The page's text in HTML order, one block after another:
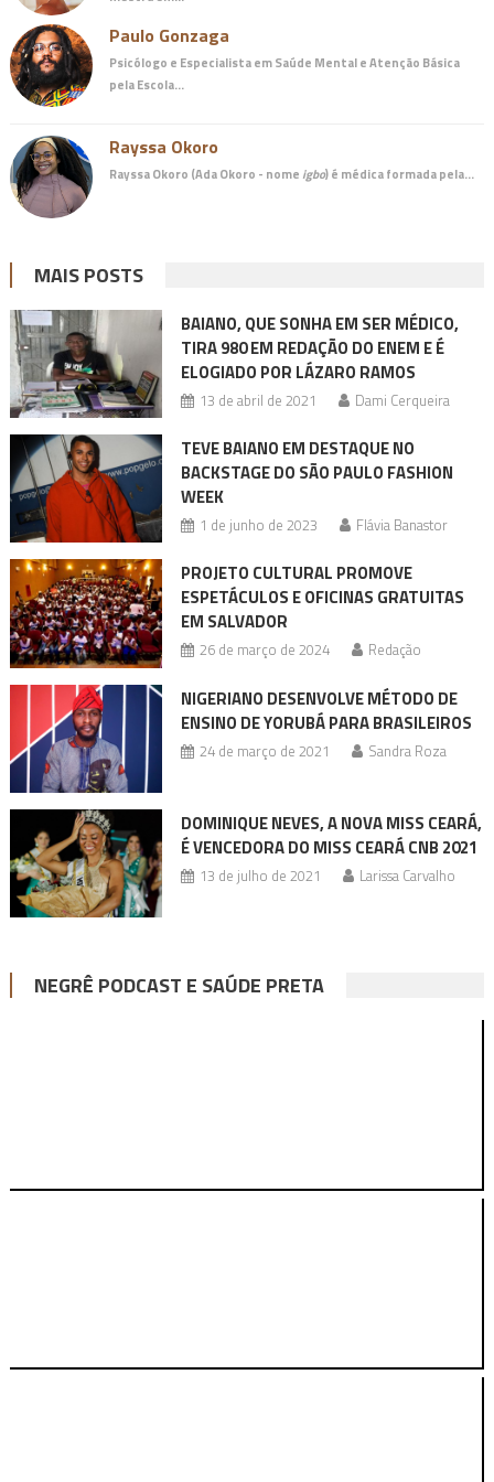
Paulo Gonzaga
Psicólogo e Especialista em Saúde Mental e Atenção Básica
pela Escola…
Rayssa Okoro
Rayssa Okoro (Ada Okoro - nome igbo) é médicaformada pela…
MAIS POSTS
BAIANO, QUE SONHA EM SER MÉDICO,
TIRA 980 EM REDAÇÃO DO ENEM E É
ELOGIADO POR LÁZARO RAMOS
13 de abril de 2021 Dami Cerqueira
TEVE BAIANO EM DESTAQUE NO
BACKSTAGE DO SÃO PAULO FASHION
WEEK
1 de junho de 2023 Flávia Banastor
PROJETO CULTURAL PROMOVE
ESPETÁCULOS E OFICINAS GRATUITAS
EM SALVADOR
26 de março de 2024 Redação
NIGERIANO DESENVOLVE MÉTODO DE
ENSINO DE YORUBÁ PARA BRASILEIROS
24 de março de 2021 Sandra Roza
DOMINIQUE NEVES, A NOVA MISS CEARÁ,
É VENCEDORA DO MISS CEARÁ CNB 2021
13 de julho de 2021 Larissa Carvalho
NEGRÊ PODCAST E SAÚDE PRETA